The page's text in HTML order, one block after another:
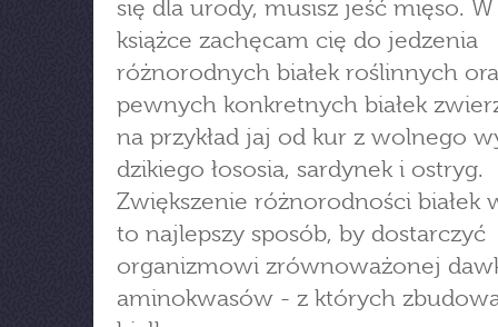
się dla urody, musisz jeść mięso.
książce zachęcam cię do jedzenia
różnorodnych białek roślinnych
pewnych konkretnych białek
na przykład jaj od kur z wolnego
dzikiego łososia, sardynek i ostryg.
Zwiększenie różnorodności białek
to najlepszy sposób, by dostarczyć
organizmowi zrównoważonej
aminokwasów - z których